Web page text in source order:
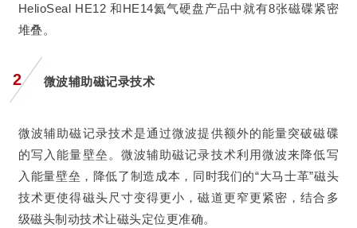
HelioSeal HE12 和HE14氦气硬盘产品中就有8张磁碟紧密
堆叠。
2 微波辅助磁记录技术
微波辅助磁记录技术是通过微波提供额外的能量突破磁碟
的写入能量壁垒。微波辅助磁记录技术利用微波来降低写
入能量壁垒，降低了制造成本，同时我们的“大马士革”磁头
技术更使得磁头尺寸变得更小，磁道更窄更紧密，结合多
级磁头制动技术让磁头定位更准确。